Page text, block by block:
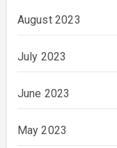
August 2023
July 2023
June 2023
May 2023